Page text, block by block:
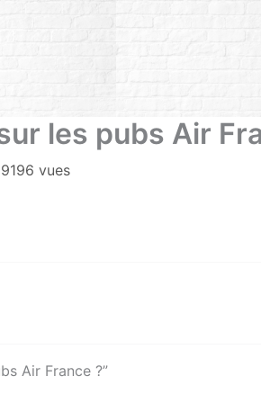
les pubs Air
9196 vues
Air France ?”